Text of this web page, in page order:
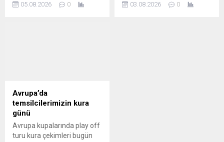
Kralove ile deplasmanda
05.08.2026 0
muhtemel rakipleri belli oldu
03.08.2026 0
Avrupa’da
temsilcilerimizin kura
günü
Avrupa kupalarında play off
turu kura çekimleri bugün